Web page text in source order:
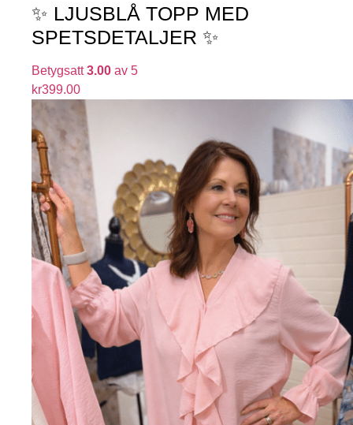
✨ LJUSBLÅ TOPP MED
SPETSDETALJER ✨
Betygsatt3.00 av 5
kr399.00